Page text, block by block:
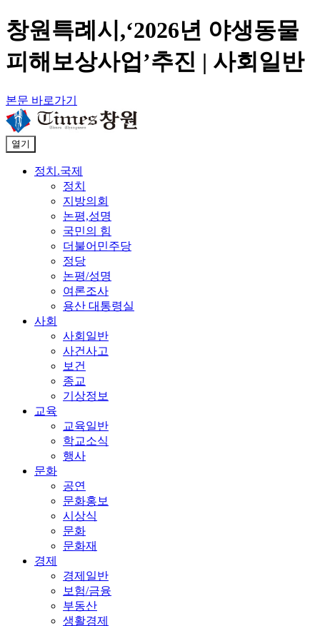
창원특례시,‘2026년 야생동물
피해보상사업’추진 | 사회일반
본문 바로가기
열기
정치.국제
정치
지방의회
논평,성명
국민의 힘
더불어민주당
정당
논평/성명
여론조사
용산 대통령실
사회
사회일반
사건사고
보건
종교
기상정보
교육
교육일반
학교소식
행사
문화
공연
문화홍보
시상식
문화
문화재
경제
경제일반
보험/금융
부동산
생활경제